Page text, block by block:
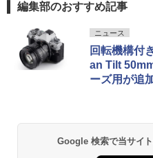
編集部のおすすめ記事
ニュース
回転機構付
an Tilt
ーズ用が追
Google 検索で当サイ